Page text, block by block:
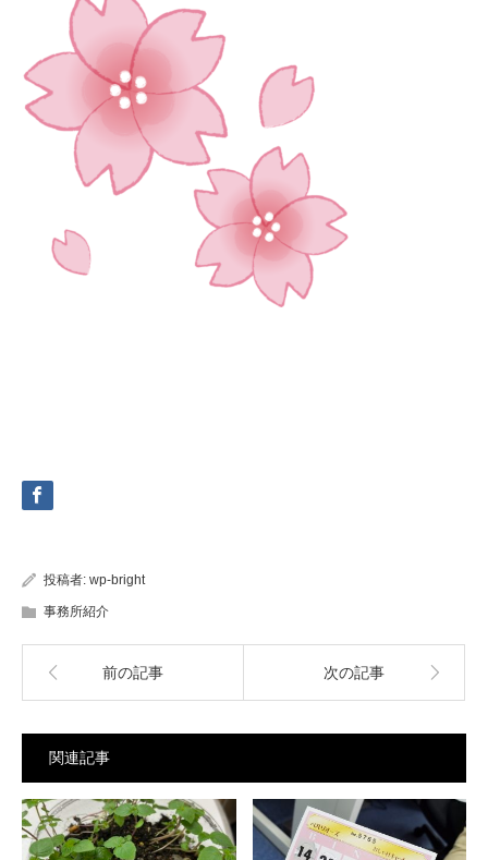
投稿者: wp-bright
事務所紹介
前の記事 次の記事
関連記事